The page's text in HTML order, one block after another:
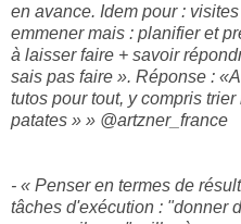
en avance. Idem pour :
emmener mais : planifier et
à laisser faire + savoir
sais pas faire ». Réponse :
tutos pour tout, y compris
patates » » @artzner_france
- « Penser en termes de
tâches d'exécution : "donner